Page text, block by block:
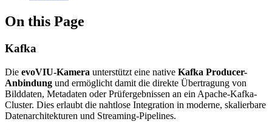
On this Page
Kafka
Die evoVIU-Kamera unterstützt eine native Kafka Producer-
Anbindung und ermöglicht damit die direkte Übertragung von
Bilddaten, Metadaten oder Prüfergebnissen an ein Apache-Kafka-
Cluster. Dies erlaubt die nahtlose Integration in moderne, skalierbare
Datenarchitekturen und Streaming-Pipelines.